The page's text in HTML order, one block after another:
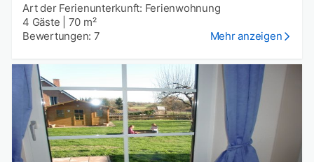
Art der Ferienunterkunft: Ferienwohnung
4 Gäste
70 m²
Bewertungen: 7
Mehr anzeigen